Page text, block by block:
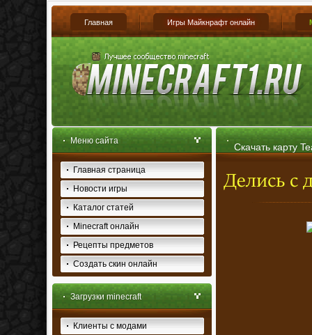
Главная Игры Майкнрафт онлайн
Меню сайта
Главная страница
Новости игры
Каталог статей
Minecraft онлайн
Рецепты предметов
Создать скин онлайн
Загрузки minecraft
Клиенты с модами
Скачать карту